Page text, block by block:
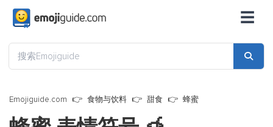
☰
Emojiguide.com 食物与饮料 甜食 蜂蜜